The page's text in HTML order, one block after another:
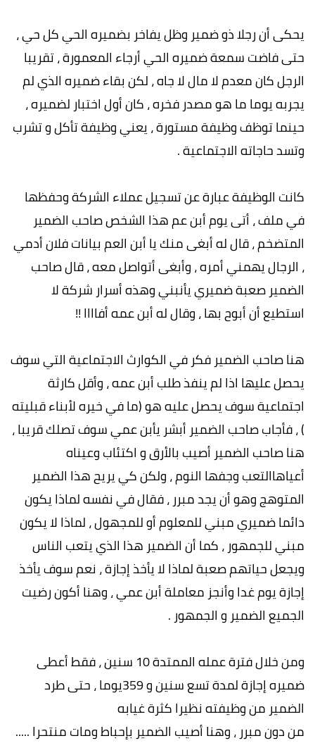
يحكى أن رجلا ذو ضمير وظل يفاخر بضميره الحي كل حي ،
حتى فاضت سمعة ضميره الحي أرجاء المعمورة ، تقريبا
الرجل كان معدم لا مال لا جاه ، لكن بقاء ضميره الذي لم
يجربه يوما ما هو مصدر فخره ، كان أول اختبار لضميره ،
حينما توظف وظيفة مستورة ، يعني وظيفة تأكل و تشرب
وتسد حاجاته الاجتماعية .
كانت الوظيفة عبارة عن تسجيل عملاء الشركة وحفظها
في ملف ، أتى يوم أبن عم هذا الشخص صاحب الضمير
المتضخم ، قال له أبغى منك يا أبن العم بيانات فلان أدمي
، الرجال يهمني أمره ، وأبغى أتواصل معه ، قال صاحب
الضمير صعبة ضميري يأنبني وهذه أسرار شركة لا
استطيع أن أبوح بها ، وقال له أبن عمه أفاااا !!
هنا صاحب الضمير فكر في الكوارث الاجتماعية التي سوف
يحصل عليها اذا لم ينفذ طلب أبن عمه ، وأقل كارثة
اجتماعية سوف يحصل عليه هو (ما في خيره لأبناء قبليته
) ، فأجاب صاحب الضمير أبشر يأبن عمي سوف تصلك قريبا ،
هنا صاحب الضمير أصيب بالأرق و اكتئاب وعيناه
أعياهاالتعب وجفها النوم ، ولكن كي يريح هذا الضمير
المتوهج وهو أن يجد مبرر ، فقال في نفسه لماذا يكون
دائما ضميري مبني للمعلوم أو للمجهول ، لماذا لا يكون
مبني للجمهور ، كما أن الضمير هذا الذي يتعب الناس
ويجعل حياتهم صعبة لماذا لا يأخذ إجازة ، نعم سوف يأخذ
إجازة يوم غدا وأنجز معاملة أبن عمي ، وهنا أكون رضيت
الجميع الضمير و الجمهور .
ومن خلال فترة عمله الممتدة 10 سنين ، فقط أعطى
ضميره إجازة لمدة تسع سنين و 359يوما ، حتى طرد
الضمير من وظيفته نظيرا كثرة غيابه
من دون مبرر ، وهنا أصيب الضمير بإحباط ومات منتحرا .....